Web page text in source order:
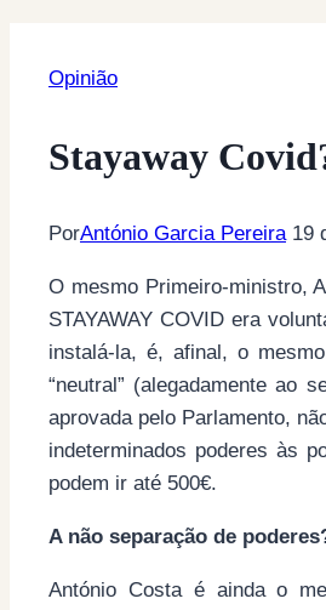
Opinião
Stayaway
PorAntónio Garcia Pereira 19
O mesmo Primeiro-ministro,
STAYAWAY COVID era
instalá-la, é, afinal, o
“neutral” (alegadamente ao
aprovada pelo Parlamento,
indeterminados poderes às
podem ir até 500€.
A não separação de
António Costa é ainda o